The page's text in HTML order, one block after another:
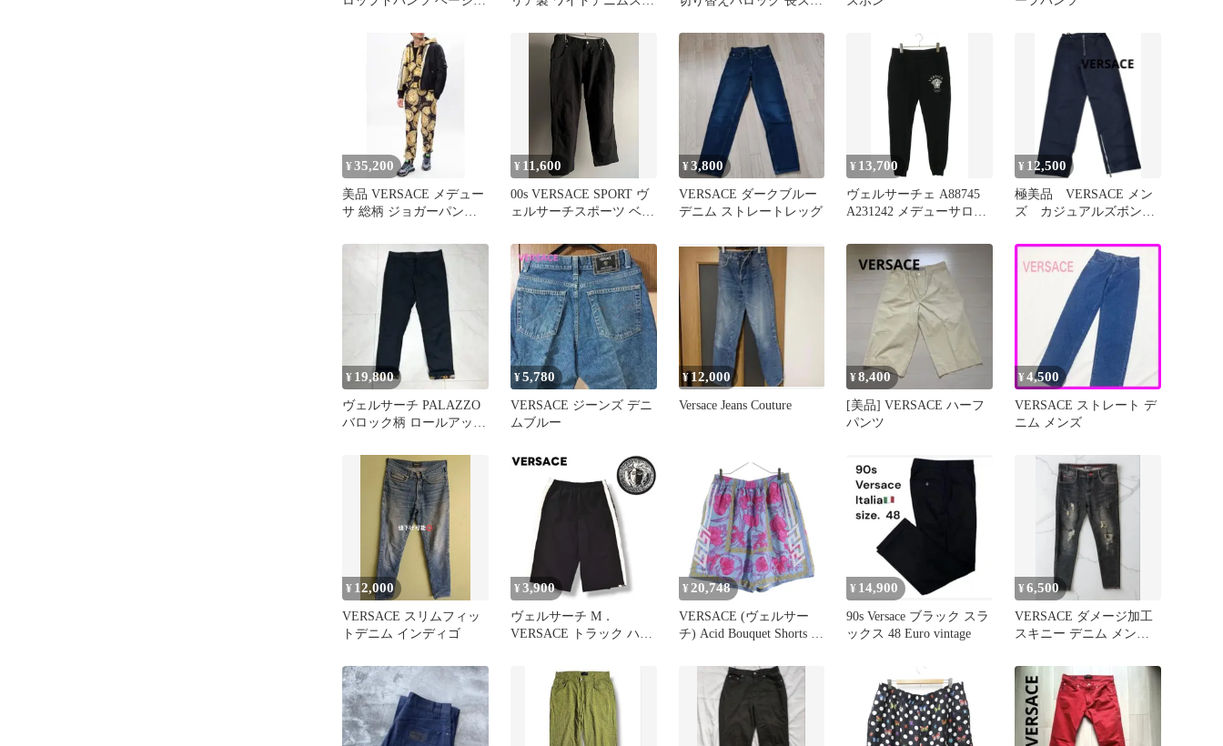
¥ 35,200
美品 VERSACE メデュー
サ 総柄 ジョガーパンツ
¥ 11,600
00s VERSACE SPORT ヴ
ェルサーチスポーツ ベイ
¥3,800
VERSACE ダークブルー
デニム ストレートレッグ
¥ 13,700
ヴェルサーチェ A88745
A231242 メデューサロゴ
グパンツ メンズ S
¥ 12,500
極美品 VERSACE メン
ズ カジュアルズボン
¥ 19,800
ヴェルサーチ PALAZZO
バロック柄 ロールアップ
¥5,780
VERSACE ジーンズ デニ
ムブルー
¥12,000
Versace Jeans Couture
¥8,400
[美品] VERSACE ハーフ
パンツ
¥4,500
VERSACE ストレート デ
ニム メンズ
¥ 12,000
VERSACE スリムフィッ
トデニム インディゴ
¥ 3,900
ヴェルサーチ M．
VERSACE トラック ハー
ージ メデューサ ロゴ 刺
繍 サイドテープ プリン
ト L ブラック x ホワイト
¥ 20,748
VERSACE (ヴェルサー
チ) Acid Bouquet Shorts ア
ーフパンツ ショーツ マ
ルチカラー 1004713
¥ 14,900
90s Versace ブラック スラ
ックス 48 Euro vintage
¥6,500
VERSACE ダメージ加工
スキニー デニム メンズ